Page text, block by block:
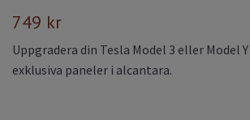
749 kr
Uppgradera din Tesla Model 3 eller Model
exklusiva paneler i alcantara.